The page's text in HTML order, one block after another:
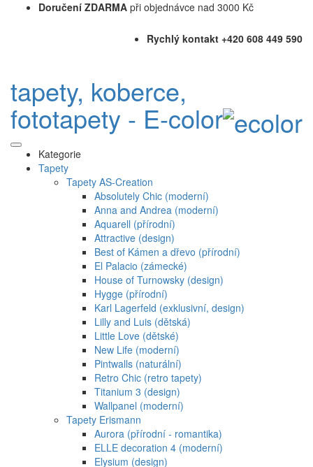
Doručení ZDARMA při objednávce nad 3000 Kč
Rychlý kontakt +420 608 449 590
tapety, koberce,
fototapety - E-color
Kategorie
Tapety
Tapety AS-Creation
Absolutely Chic (moderní)
Anna and Andrea (moderní)
Aquarell (přírodní)
Attractive (design)
Best of Kámen a dřevo (přírodní)
El Palacio (zámecké)
House of Turnowsky (design)
Hygge (přírodní)
Karl Lagerfeld (exklusivní, design)
Lilly and Luis (dětská)
Little Love (dětské)
New Life (moderní)
Pintwalls (naturální)
Retro Chic (retro tapety)
Titanium 3 (design)
Wallpanel (moderní)
Tapety Erismann
Aurora (přírodní - romantika)
ELLE decoration 4 (moderní)
Elysium (design)